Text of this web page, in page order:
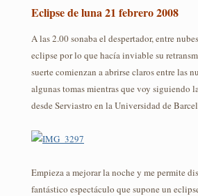
Eclipse de luna 21 febrero 2008
A las 2.00 sonaba el despertador, entre
eclipse por lo que hacía inviable su
suerte comienzan a abrirse claros entre las
algunas tomas mientras que voy siguiendo
desde Serviastro en la Universidad de
Empieza a mejorar la noche y me permite
fantástico espectáculo que supone un